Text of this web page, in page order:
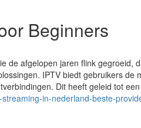
Beginners
de afgelopen jaren flink gegroeid,
IPTV biedt gebruikers de
Dit heeft geleid tot een
in-nederland-beste-